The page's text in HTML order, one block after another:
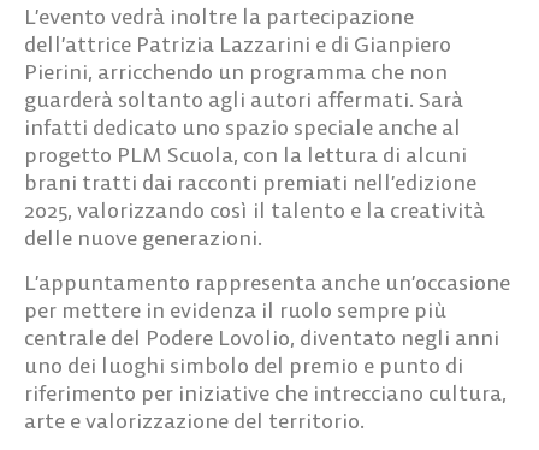
L’evento vedrà inoltre la partecipazione
dell’attrice Patrizia Lazzarini e di Gianpiero
Pierini, arricchendo un programma che non
guarderà soltanto agli autori affermati. Sarà
infatti dedicato uno spazio speciale anche al
progetto PLM Scuola, con la lettura di alcuni
brani tratti dai racconti premiati nell’edizione
2025, valorizzando così il talento e la creatività
delle nuove generazioni.
L’appuntamento rappresenta anche un’occasione
per mettere in evidenza il ruolo sempre più
centrale del Podere Lovolio, diventato negli anni
uno dei luoghi simbolo del premio e punto di
riferimento per iniziative che intrecciano cultura,
arte e valorizzazione del territorio.